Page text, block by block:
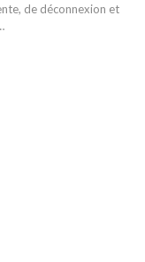
de déconnexion et